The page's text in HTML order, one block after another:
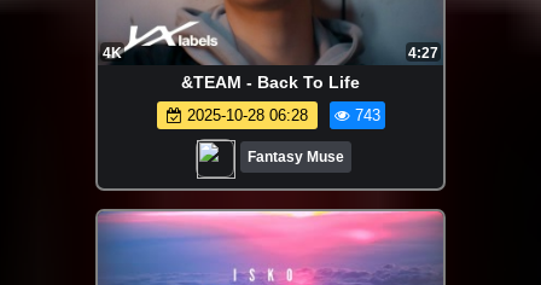
4K 4:27
&TEAM - Back To Life
2025-10-28 06:28 743
Fantasy Muse